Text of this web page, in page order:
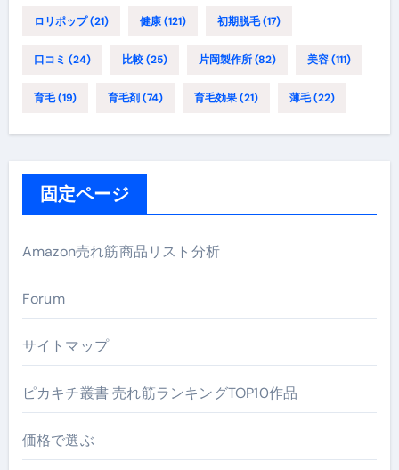
ロリポップ(21) 健康(121) 初期脱毛(17)
口コミ (24) 比較(25) 片岡製作所(82) 美容(111)
育毛(19) 育毛剤 (74) 育毛効果(21) 薄毛(22)
固定ページ
Amazon売れ筋商品リスト分析
Forum
サイトマップ
ピカキチ叢書 売れ筋ランキングTOP10作品
価格で選ぶ